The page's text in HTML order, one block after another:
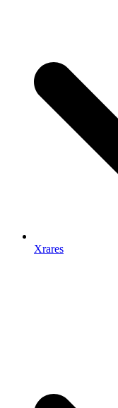
Xrares